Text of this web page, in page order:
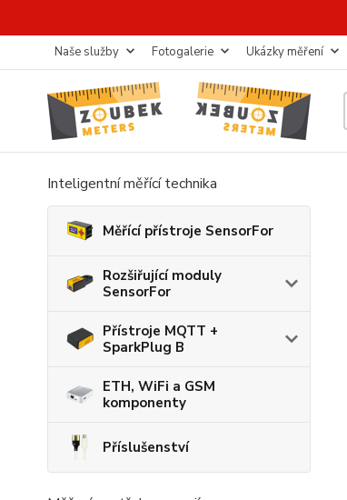
Naše služby Fotogalerie Ukázky měření
Inteligentní měřící technika
Měřící přístroje SensorFor
Rozšiřující moduly
SensorFor
Přístroje MQTT +
SparkPlug B
ETH, WiFi a GSM
komponenty
Příslušenství